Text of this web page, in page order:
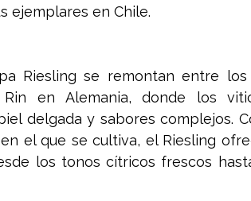
ejemplares en Chile.
Riesling se remontan entre
en Alemania, donde los
delgada y sabores complejos.
el que se cultiva, el Riesling
los tonos cítricos frescos